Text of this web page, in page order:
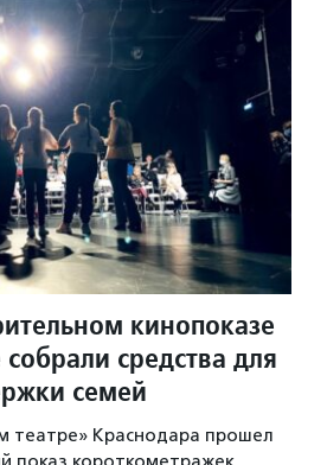
кинопоказе
средства для
семей
театре» Краснодара прошел